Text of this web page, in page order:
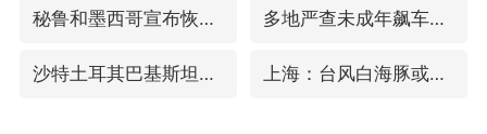
秘鲁和墨西哥宣布恢复外交关系 多地严查未成年飙车炸街
沙特土耳其巴基斯坦签署共同防务协议 上海：台风白海豚或将带来龙卷风